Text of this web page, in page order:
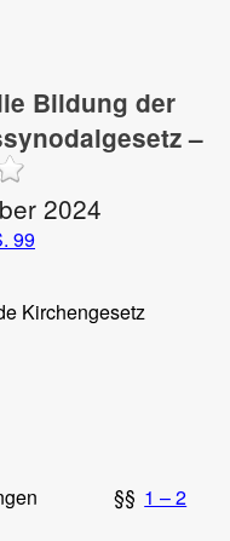
Bildung der
–
2024
99
Kirchengesetz
§§ 1 – 2